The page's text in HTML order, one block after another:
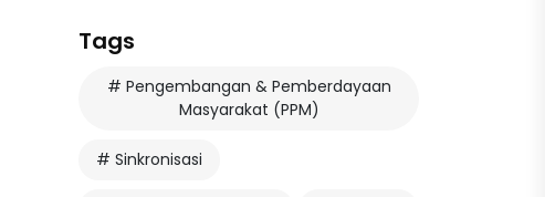
Tags
# Pengembangan & Pemberdayaan
Masyarakat (PPM)
# Sinkronisasi